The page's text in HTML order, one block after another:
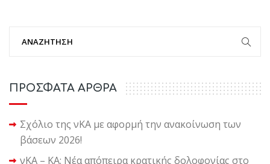
ΠΡΟΣΦΑΤΑ ΑΡΘΡΑ
Σχόλιο της νΚΑ με αφορμή την ανακοίνωση των
βάσεων 2026!
νΚΑ – ΚΑ: Νέα απόπειρα κρατικής δολοφονίας στο